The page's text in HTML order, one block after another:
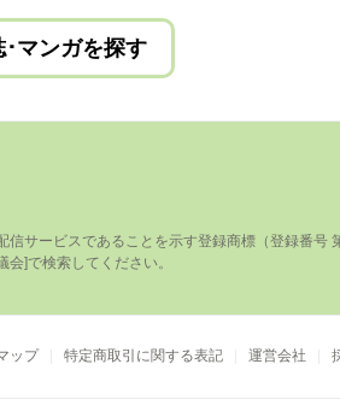
･マンガを探す
サービスであることを⽰す登録商標（登録番号
ップ 特定商取引に関する表記 運営会社